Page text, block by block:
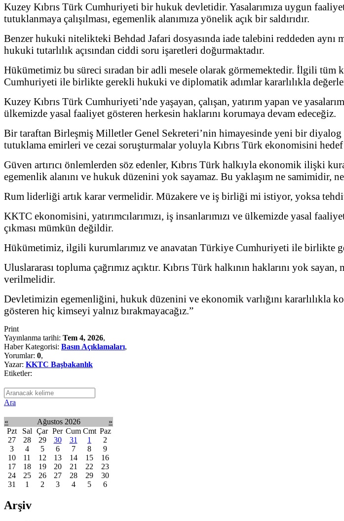
Kuzey Kıbrıs Türk Cumhuriyeti bir hukuk devletidir. Yasalarımıza uygun
tutuklanmaya çalışılması, egemenlik alanımıza yönelik açık bir saldırıdır.
Benzer hukuki nitelikteki Behdad Jafari dosyasında iade talebini reddeden aynı
hukuki tutarlılık açısından ciddi soru işaretleri doğurmaktadır.
Hükümetimiz bu süreci sıradan bir adli mesele olarak görmemektedir. İlgili tüm
Cumhuriyeti ile birlikte gerekli hukuki ve diplomatik adımlar kararlılıkla
Kuzey Kıbrıs Türk Cumhuriyeti’nde yaşayan, çalışan, yatırım yapan ve
ülkemizde yasal faaliyet gösteren herkesin haklarını korumaya devam edeceğiz.
Bir taraftan Birleşmiş Milletler Genel Sekreteri’nin himayesinde yeni bir diyalog
tutuklama emirleri ve cezai soruşturmalar yoluyla Kıbrıs Türk ekonomisini
Güven artırıcı önlemlerden söz edenler, Kıbrıs Türk halkıyla ekonomik ilişki
egemenlik alanını ve hukuk düzenini yok sayamaz. Bu yaklaşım ne samimidir,
Rum liderliği artık karar vermelidir. Müzakere ve iş birliği mi istiyor, yoksa
KKTC ekonomisini, yatırımcılarımızı, iş insanlarımızı ve ülkemizde yasal
çıkması mümkün değildir.
Hükümetimiz, ilgili kurumlarımız ve anavatan Türkiye Cumhuriyeti ile birlikte
Uluslararası topluma çağrımız açıktır. Kıbrıs Türk halkının haklarını yok
verilmelidir.
Devletimizin egemenliğini, hukuk düzenini ve ekonomik varlığını kararlılıkla
gösteren hiç kimseyi yalnız bırakmayacağız.”
Print
Yayınlanma tarihi: Tem 4, 2026,
Haber Kategorisi: Basın Açıklamaları,
Yorumlar: 0,
Yazar: KKTC Başbakanlık
Etiketler:
Ara
« Ağustos 2026
»
Pzt
Sal Çar Per Cum Cmt Paz
27
28 29 30 31 1
2
3
4 5 6 7 8
9
10
11 12 13 14 15
16
17
18 19 20 21 22
23
24
25 26 27 28 29
30
31
1 2 3 4 5 6
Arşiv